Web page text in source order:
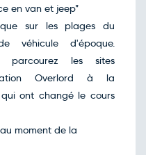
en van et jeep*
sur les plages du
véhicule d'époque.
parcourez les sites
Overlord à la
ont changé le cours
moment de la